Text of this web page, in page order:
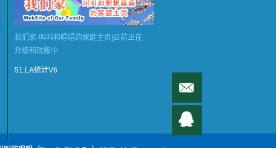
我们家-叫叫和唱唱的家庭主页|目前正在
升级和改版中
51.LA统计V6